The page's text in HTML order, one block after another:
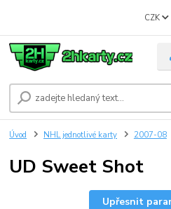
CZK
Úvod NHL jednotlivé karty 2007-08
UD Sweet Shot
Upřesnit